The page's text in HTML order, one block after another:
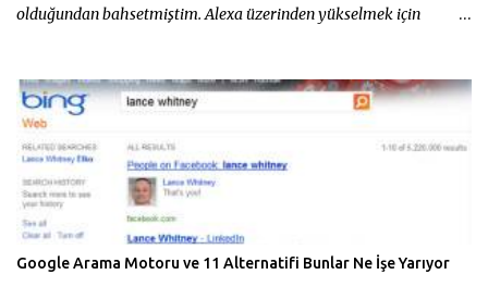
olduğundan bahsetmiştim. Alexa üzerinden yükselmek için
kullanmak için ziyaret etmeniz gereken adres
http://www.alexa.com/toolbar Alexa Toolbar sayesinde ziyaret
ettiğiniz her sitenin Alexa üzerinden aldığı değeri, dünya ve ülke
sıralamasını , sahip olduğu backlinklerin bir kısmını ve sitenin
hızını Google Chrome üzerinden sorgulayabilirsiniz. Alexa
Toolbar Özellikleri Alexa Traffic Rank : Bir web sitesinin dünya ve
ülke çapında ne kadar popüler olduğunu görün. Reviews : Alexa
üzerinden siteyi yorumlayan kullanıcıların yorumlarını inceleyin.
Google Arama Motoru ve 11 Alternatifi Bunlar Ne İşe Yarıyor